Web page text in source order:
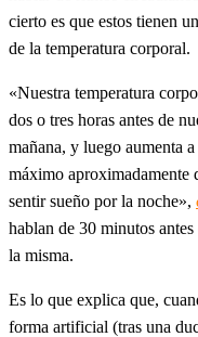
cierto es que estos tienen
de la temperatura corporal.
«Nuestra temperatura
dos o tres horas antes de
mañana, y luego aumenta
máximo aproximadamente
sentir sueño por la noche»,
hablan de 30 minutos
la misma.
Es lo que explica que,
forma artificial (tras una